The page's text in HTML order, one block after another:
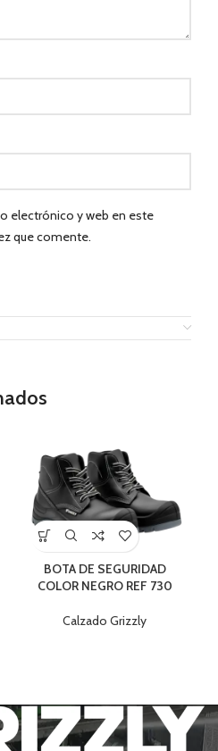
electrónico y web en este
que comente.
BOTA DE SEGURIDAD
COLOR NEGRO REF 730
Calzado Grizzly